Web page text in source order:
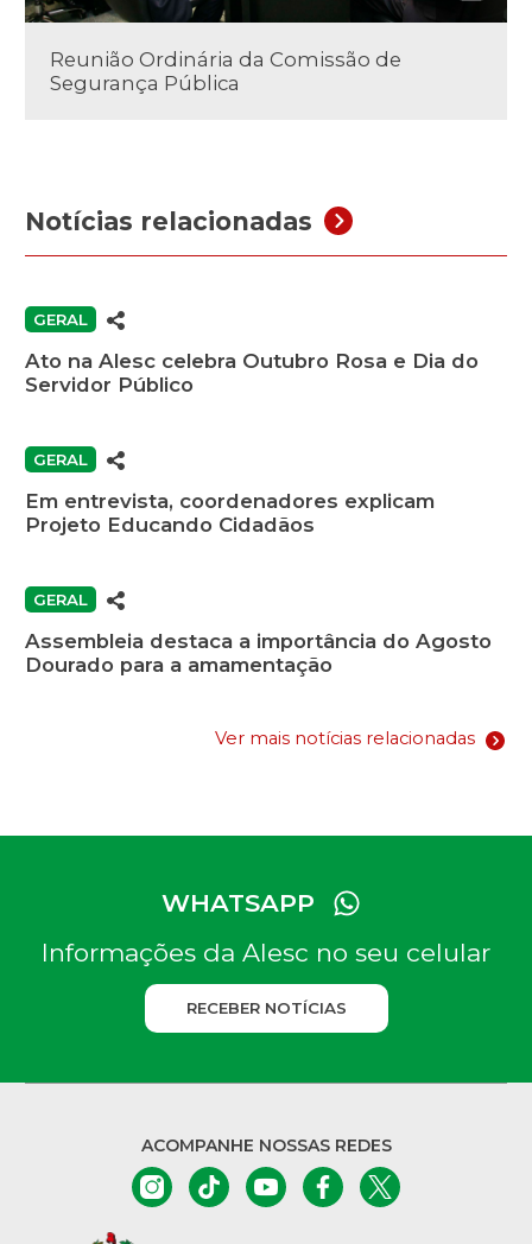
Reunião Ordinária da Comissão de
Segurança Pública
Notícias relacionadas
GERAL
Ato na Alesc celebra Outubro Rosa e Dia do
Servidor Público
GERAL
Em entrevista, coordenadores explicam
Projeto Educando Cidadãos
GERAL
Assembleia destaca a importância do Agosto
Dourado para a amamentação
Ver mais notícias relacionadas
WHATSAPP
Informações da Alesc no seu celular
RECEBER NOTÍCIAS
ACOMPANHE NOSSAS REDES